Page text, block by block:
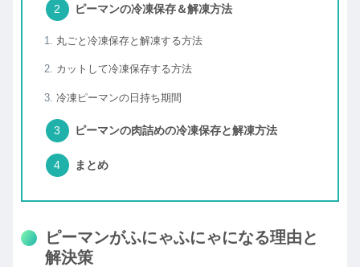
ピーマンの冷凍保存＆解凍方法
丸ごと冷凍保存と解凍する方法
カットして冷凍保存する方法
冷凍ピーマンの日持ち期間
ピーマンの肉詰めの冷凍保存と解凍方法
まとめ
ピーマンがふにゃふにゃになる理由と
解決策